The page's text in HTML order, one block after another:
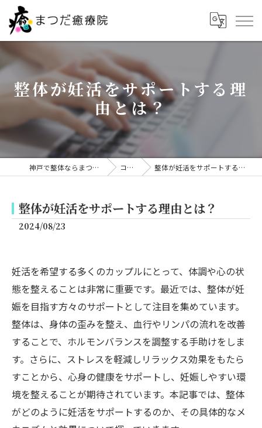
整体が妊活をサポートする理
由とは？
神戸で整体ならまつだ癒療院 コラム 整体が妊活をサポートする理由とは？
整体が妊活をサポートする理由とは？
2024/08/23
妊活を希望する多くのカップルにとって、体調や心の状
態を整えることは非常に重要です。最近では、整体が妊
娠を目指す方々のサポートとして注目を集めています。
整体は、身体の歪みを整え、血行やリンパの流れを改善
することで、ホルモンバランスを調整する手助けをしま
す。さらに、ストレスを軽減しリラックス効果をもたら
すことから、心身の健康をサポートし、妊娠しやすい環
境を整えることが期待されています。本記事では、整体
がどのように妊活をサポートするのか、その具体的なメ